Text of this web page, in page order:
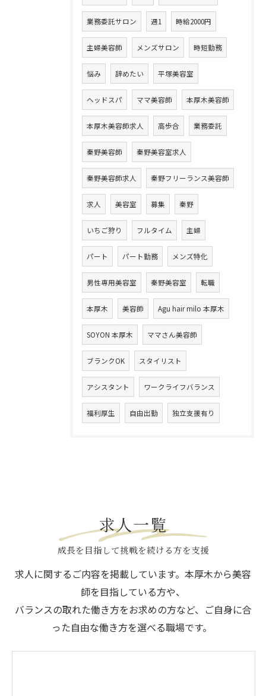
業務委託サロン 週1 時給2000円
主婦美容師 メンズサロン 時短勤務
悩み 辞めたい 平塚美容室
ヘッドスパ ママ美容師 本厚木美容師
本厚木美容師求人 高歩合 業務委託
秦野美容師 秦野美容室求人
秦野美容師求人 秦野フリーランス美容師
求人 美容室 募集 秦野
いちご狩り フルタイム 主婦
パート パート勤務 メンズ特化
男性専用美容室 秦野美容室 転職
本厚木 美容師 Agu hair milo 本厚木
SOYON 本厚木 ママさん美容師
ブランクOK スタイリスト
アシスタント ワークライフバランス
福利厚生 自由出勤 独立支援有り
求人一覧
成長を目指して挑戦を続ける方を支援
求人に関するご内容を掲載しています。本厚木から美容
師を目指している方や、
バランスの取れた働き方をお求めの方など、ご自身に合
った自由な働き方を選べる職場です。